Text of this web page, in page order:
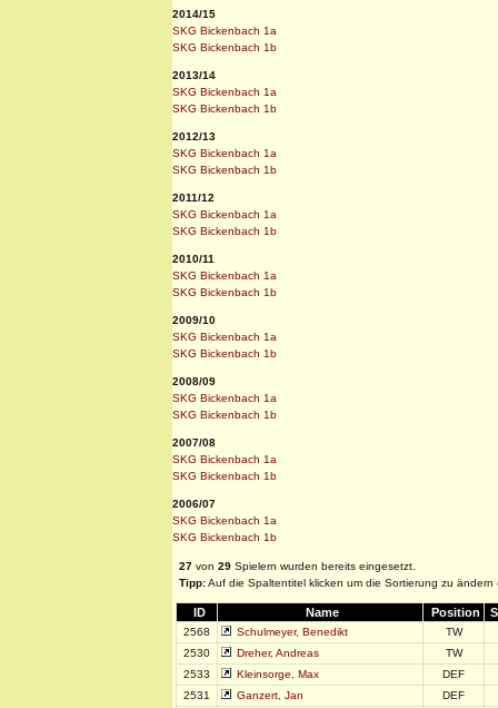
2014/15
SKG Bickenbach 1a
SKG Bickenbach 1b
2013/14
SKG Bickenbach 1a
SKG Bickenbach 1b
2012/13
SKG Bickenbach 1a
SKG Bickenbach 1b
2011/12
SKG Bickenbach 1a
SKG Bickenbach 1b
2010/11
SKG Bickenbach 1a
SKG Bickenbach 1b
2009/10
SKG Bickenbach 1a
SKG Bickenbach 1b
2008/09
SKG Bickenbach 1a
SKG Bickenbach 1b
2007/08
SKG Bickenbach 1a
SKG Bickenbach 1b
2006/07
SKG Bickenbach 1a
SKG Bickenbach 1b
27 von 29 Spielern wurden bereits eingesetzt.
Tipp:Auf die Spaltentitel klicken um die Sortierung zu
ID Name Position
2568 Schulmeyer, Benedikt
TW
2530
Dreher, Andreas
TW
2533
Kleinsorge, Max
DEF
2531
Ganzert, Jan
DEF